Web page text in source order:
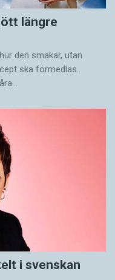
längre
den smakar, utan
ska förmedlas.
i svenskan